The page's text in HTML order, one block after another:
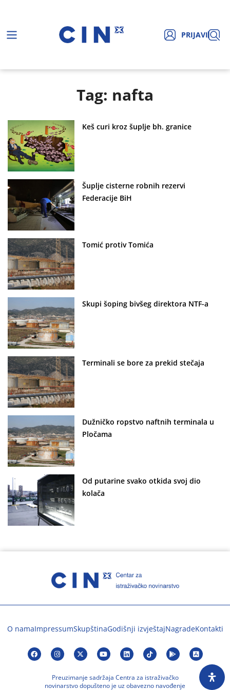
PRIJAVI
Tag: nafta
Keš curi kroz šuplje bh. granice
Šuplje cisterne robnih rezervi
Federacije BiH
Tomić protiv Tomića
Skupi šoping bivšeg direktora NTF-a
Terminali se bore za prekid stečaja
Dužničko ropstvo naftnih terminala u
Pločama
Od putarine svako otkida svoj dio
kolača
O namaImpressumSkupštinaGodišnji izvještajNagradeKontakti
Preuzimanje sadržaja Centra za istraživačko
novinarstvo dopušteno je uz obavezno navođenje